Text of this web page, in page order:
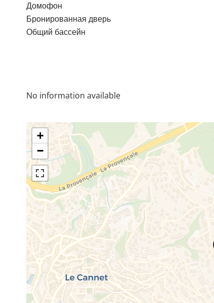
Домофон
Бронированная дверь
Общий бассейн
No information available
+
−